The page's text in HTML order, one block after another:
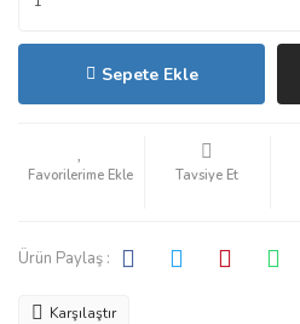
Sepete Ekle
Tavsiye Et
Ürün Paylaş :
Karşılaştır